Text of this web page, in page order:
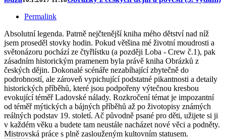
Permalink
Absolutní legenda. Patrně nejčtenější kniha mého dětství nad níž
jsem proseděl stovky hodin. Pokud většina mé životní moudrosti a
světonázoru pochází ze čtyřlístku (a později Loba - Crew č.1), pak
zásadním historickým pramenem byla právě kniha Obrázků z
českých dějin. Dokonalé scénáře nezabíhající zbytečně do
podrobností, ale zároveň vypichující podstatné pikantnosti a detaily
historických příběhů, které jsou podpořeny výtečnou kresbou
evokující téměř Ladovské nálady. Rozkročení témat je impozantní
od téměř mýtických a bájných příběhů až po životopisy známých
reálných podstav 19. století. Ač původně psané pro děti, užijete si ji
v každém věku a budete tam neustále nacházet nové věci a podněty.
Mistrovská práce s plně zaslouženým kultovním statusem.